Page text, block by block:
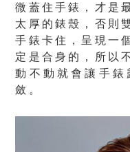
微蓋住手錶，才是
太厚的錶殼，否則
手錶卡住，呈現一
定是合身的，所以
動不動就會讓手錶
斂。